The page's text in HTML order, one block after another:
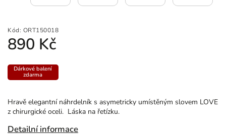
Kód: ORT150018
890 Kč
Hravě elegantní náhrdelník s asymetricky umístěným slovem LOVE
z chirurgické oceli. Láska na řetízku.
Detailní informace
Dárkové balení
zdarma